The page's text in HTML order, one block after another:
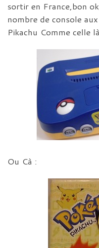
sortir en France,bon
nombre de console
Pikachu Comme celle là
Ou Cà :